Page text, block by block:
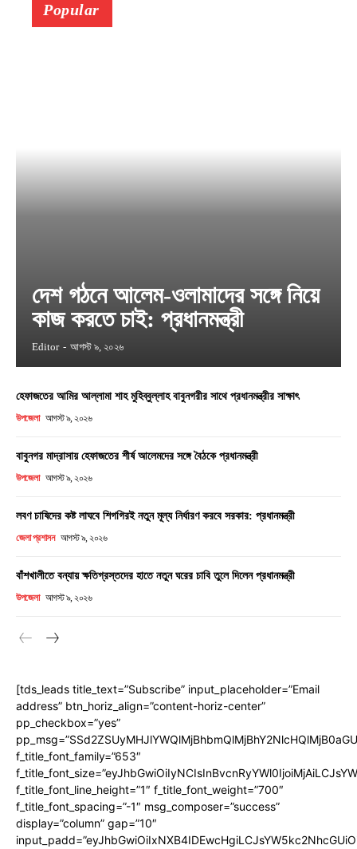
Popular
দেশ গঠনে আলেম-ওলামাদের সঙ্গে নিয়ে
কাজ করতে চাই: প্রধানমন্ত্রী
Editor - আগস্ট ৯, ২০২৬
হেফাজতের আমির আল্লামা শাহ মুহিব্বুল্লাহ বাবুনগরীর সাথে প্রধানমন্ত্রীর সাক্ষাৎ
উপজেলা আগস্ট ৯, ২০২৬
বাবুনগর মাদ্রাসায় হেফাজতের শীর্ষ আলেমদের সঙ্গে বৈঠকে প্রধানমন্ত্রী
উপজেলা আগস্ট ৯, ২০২৬
লবণ চাষিদের কষ্ট লাঘবে শিগগিরই নতুন মূল্য নির্ধারণ করবে সরকার: প্রধানমন্ত্রী
জেলা প্রশাসন আগস্ট ৯, ২০২৬
বাঁশখালীতে বন্যায় ক্ষতিগ্রস্তদের হাতে নতুন ঘরের চাবি তুলে দিলেন প্রধানমন্ত্রী
উপজেলা আগস্ট ৯, ২০২৬
[tds_leads title_text=”Subscribe” input_placeholder=”Email
address” btn_horiz_align=”content-horiz-center”
pp_checkbox=”yes”
f_title_font_family=”653″
f_title_font_line_height=”1″ f_title_font_weight=”700″
f_title_font_spacing=”-1″ msg_composer=”success”
display=”column” gap=”10″